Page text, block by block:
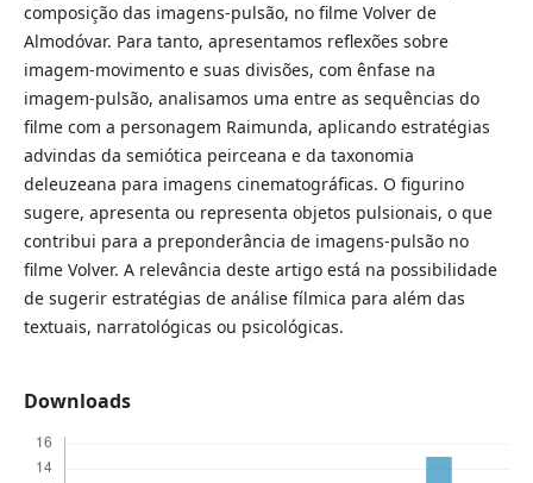
composição das imagens-pulsão, no filme Volver de
Almodóvar. Para tanto, apresentamos reflexões sobre
imagem-movimento e suas divisões, com ênfase na
imagem-pulsão, analisamos uma entre as sequências do
filme com a personagem Raimunda, aplicando estratégias
advindas da semiótica peirceana e da taxonomia
deleuzeana para imagens cinematográficas. O figurino
sugere, apresenta ou representa objetos pulsionais, o que
contribui para a preponderância de imagens-pulsão no
filme Volver. A relevância deste artigo está na possibilidade
de sugerir estratégias de análise fílmica para além das
textuais, narratológicas ou psicológicas.
Downloads